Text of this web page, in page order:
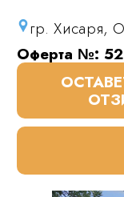
гр. Хисаря,
Оферта №: